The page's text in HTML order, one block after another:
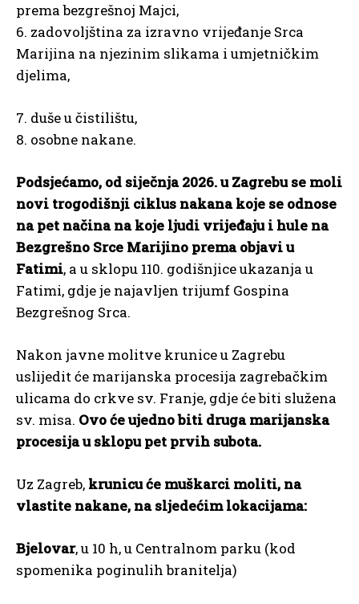
prema bezgrešnoj Majci,
6. zadovoljština za izravno vrijeđanje Srca
Marijina na njezinim slikama i umjetničkim
djelima,
7. duše u čistilištu,
8. osobne nakane.
Podsjećamo, od siječnja 2026. u Zagrebu se moli
novi trogodišnji ciklus nakana koje se odnose
na pet načina na koje ljudi vrijeđaju i hule na
Bezgrešno Srce Marijino prema objavi u
Fatimi, a u sklopu 110. godišnjice ukazanja u
Fatimi, gdje je najavljen trijumf Gospina
Bezgrešnog Srca.
Nakon javne molitve krunice u Zagrebu
uslijedit će marijanska procesija zagrebačkim
ulicama do crkve sv. Franje, gdje će biti služena
sv. misa. Ovo će ujedno biti druga marijanska
procesija u sklopu pet prvih subota.
Uz Zagreb, krunicu će muškarci moliti, na
vlastite nakane, na sljedećim lokacijama:
Bjelovar, u 10 h, u Centralnom parku (kod
spomenika poginulih branitelja)